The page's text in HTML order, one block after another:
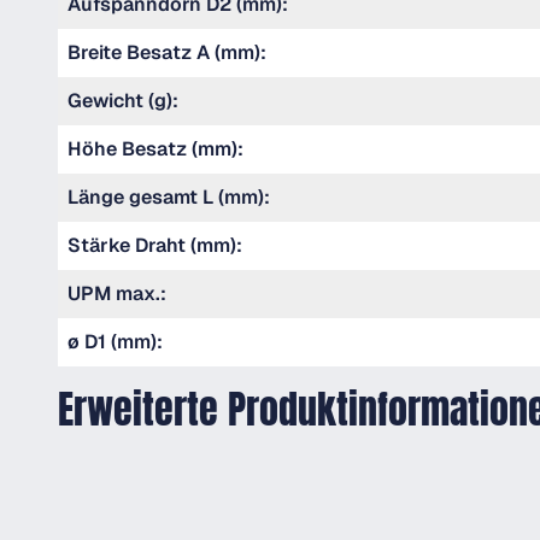
Breite Besatz A (mm):
Gewicht (g):
Höhe Besatz (mm):
Länge gesamt L (mm):
Stärke Draht (mm):
UPM max.:
ø D1 (mm):
Erweiterte